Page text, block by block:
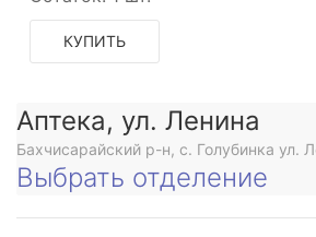
КУПИТЬ
Аптека, ул. Ленина
Бахчисарайский р-н, с. Голубинка ул.
Выбрать отделение